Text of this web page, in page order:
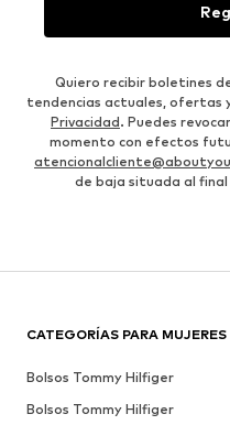
Quiero recibir boletines
tendencias actuales, ofertas
Privacidad. Puedes
momento con efectos
de baja situada al
CATEGORÍAS PARA MUJERES
Bolsos Tommy Hilfiger
Bolsos Tommy Hilfiger